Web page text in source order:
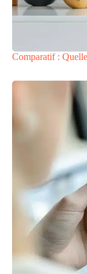
Comparatif :